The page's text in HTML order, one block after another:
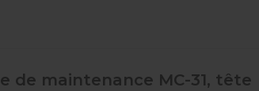
de maintenance MC-31, tête